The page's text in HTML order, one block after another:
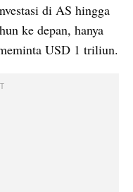
di AS hingga
ke depan, hanya
USD 1 triliun.